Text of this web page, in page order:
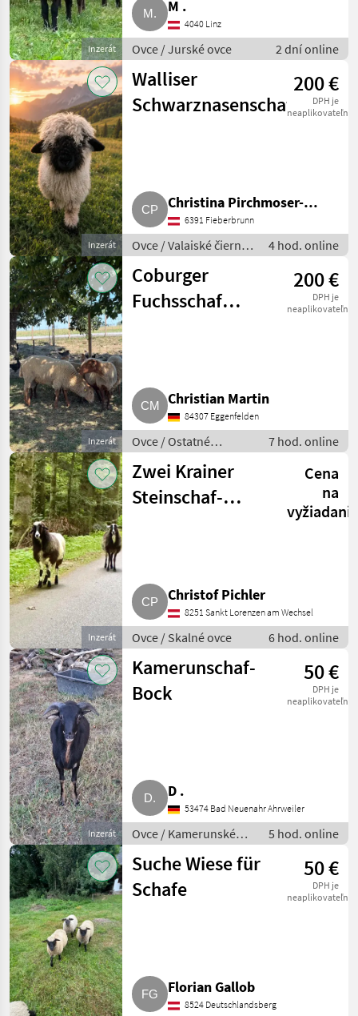
Inzerát
M .
4040 Linz
Ovce / Jurské ovce 2 dní online
Inzerát
Walliser
Schwarznasenschaf
200 €
DPH je
neaplikovateľné
Christina Pirchmoser-
Putzer
6391 Fieberbrunn
Ovce / Valaiské čierno-
nosé ovce
4 hod. online
Inzerát
Coburger
Fuchsschaf
200 €
DPH je
neaplikovateľné
Christian Martin
84307 Eggenfelden
Ovce / Ostatné
plemená oviec
7 hod. online
Inzerát
Zwei Krainer
Steinschaf-
Cena
na
Christof Pichler
8251 Sankt Lorenzen am Wechsel
Ovce / Skalné ovce 6 hod. online
Inzerát
Kamerunschaf-
Bock
50 €
DPH je
neaplikovateľné
D .
53474 Bad Neuenahr Ahrweiler
Ovce / Kamerunské
ovce
5 hod. online
Suche Wiese für
Schafe
50 €
DPH je
neaplikovateľné
Florian Gallob
8524 Deutschlandsberg